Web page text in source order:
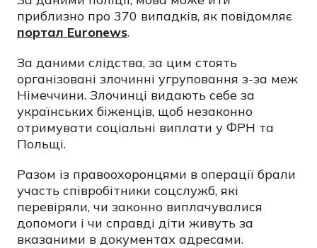
приблизно про 370 випадків, як повідомляє
портал Еuronews.
За даними слідства, за цим стоять
організовані злочинні угруповання з-за меж
Німеччини. Злочинці видають себе за
українських біженців, щоб незаконно
отримувати соціальні виплати у ФРН та
Польщі.
Разом із правоохоронцями в операції брали
участь співробітники соцслужб, які
перевіряли, чи законно виплачувалися
допомоги і чи справді діти живуть за
вказаними в документах адресами.